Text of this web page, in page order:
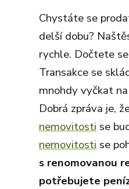
Chystáte se
delší dobu?
rychle. Dočtete
Transakce se
mnohdy vyčkat
Dobrá zpráva je,
nemovitosti se
nemovitosti se
s renomovanou
potřebujete